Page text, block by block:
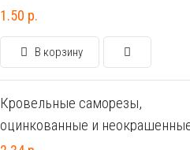
4.8х51
1.50 р.
В корзину
Кровельные саморезы,
оцинкованные и